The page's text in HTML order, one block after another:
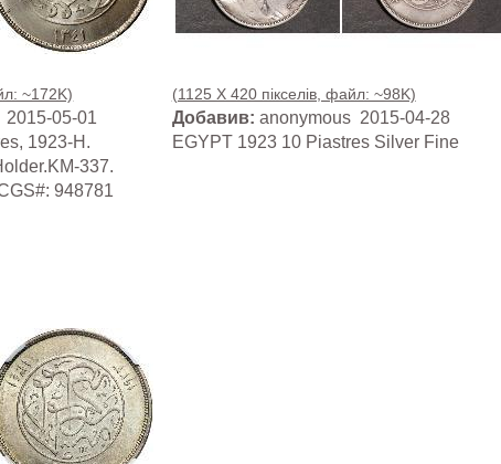
~172K)
05-01
1923-H.
337.
948781
(1125 X 420 пікселів, файл: ~98K)
Добавив: anonymous 2015-04-28
EGYPT 1923 10 Piastres Silver Fine